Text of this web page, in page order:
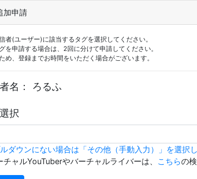
加申請
者(ユーザー)に該当するタグを選択してください。
を申請する場合は、2回に分けて申請してください。
め、登録までお時間をいただく場合がございます。
名： ろるふ
択
ダウンにない場合は「その他（手動入力）」を選択し
ャルYouTuberやバーチャルライバーは、 こちらの